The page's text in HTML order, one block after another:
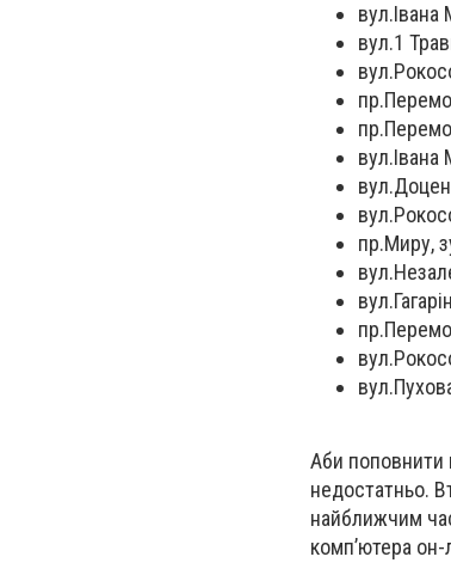
вул.1
вул.Івана
пр.Миру,
Аби поповнити
недостатньо.
найближчим
комп’ютера